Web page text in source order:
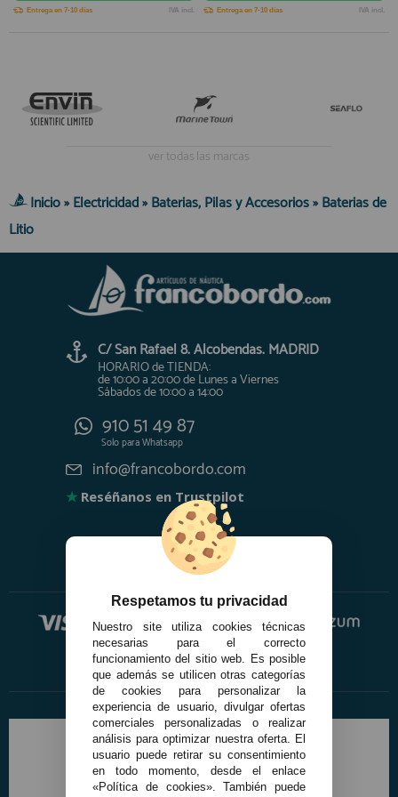
Entrega en 7-10 días IVA incl. Entrega en 7-10 días IVA incl.
ver todas las marcas
Inicio»Electricidad»Baterias, Pilas y Accesorios»Baterias de
Litio
C/ San Rafael 8. Alcobendas. MADRID
HORARIO de TIENDA:
de 10:00 a 20:00 de Lunes a Viernes
Sábados de 10:00 a 14:00
910 51 49 87
Solo paraWhatsapp
info@francobordo.com
★ Reséñanos en Trustpilot
Respetamos tu privacidad
Nuestro site utiliza cookies técnicas
necesarias para el correcto
funcionamiento del sitio web. Es posible
que además se utilicen otras categorías
de cookies para personalizar la
experiencia de usuario, divulgar ofertas
comerciales personalizadas o realizar
análisis para optimizar nuestra oferta. El
usuario puede retirar su consentimiento
en todo momento, desde el enlace
«Política de cookies». También puede